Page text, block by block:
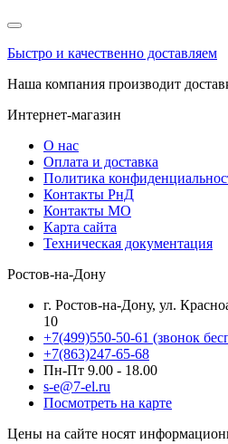
Быстро и качественно доставляем
Наша компания производит
Интернет-магазин
О нас
Оплата и доставка
Политика
Контакты РнД
Контакты МО
Карта сайта
Техническая документация
Ростов-на-Дону
г. Ростов-на-Дону, ул.
10
+7(499)550-50-61 (звонок
+7(863)247-65-68
Пн-Пт 9.00 - 18.00
s-e@7-el.ru
Посмотреть на карте
Цены на сайте носят